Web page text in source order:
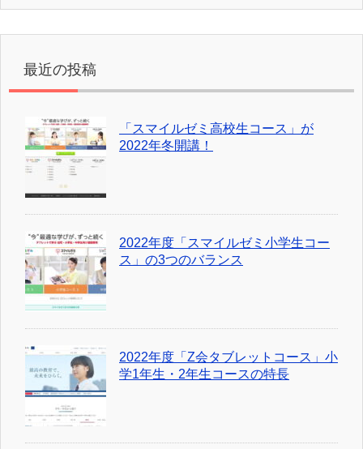
最近の投稿
「スマイルゼミ高校生コース」が
2022年冬開講！
2022年度「スマイルゼミ小学生コー
ス」の3つのバランス
2022年度「Z会タブレットコース」小
学1年生・2年生コースの特長